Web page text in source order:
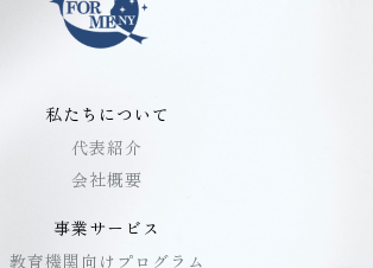
私たちについて
代表紹介
会社概要
事業サービス
教育機関向けプログラム